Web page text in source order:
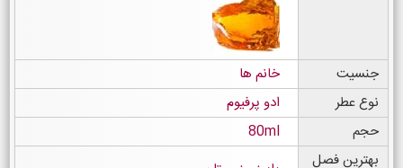
جنسیت
خانم ها
نوع عطر
ادو پرفیوم
حجم
80ml
بهترین فصل